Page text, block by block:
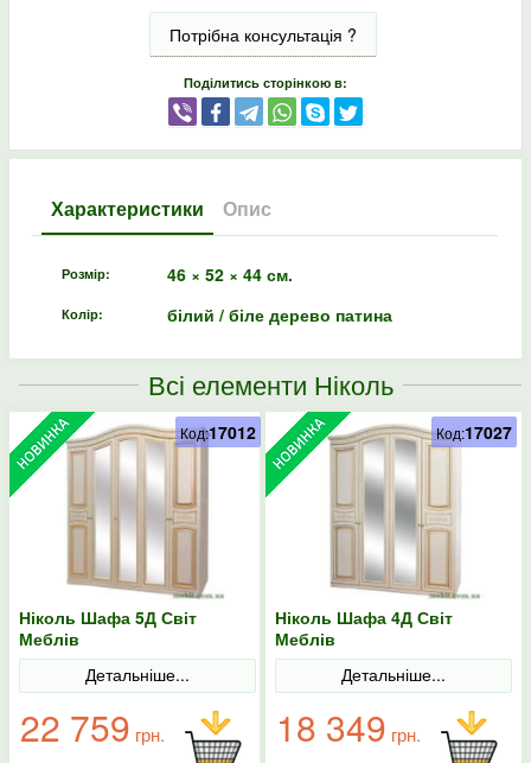
Потрібна консультація ?
Поділитись сторінкою в:
Характеристики Опис
Розмір: 46 × 52 × 44 см.
Колір: білий / біле дерево патина
Всі елементи Ніколь
Ніколь Шафа 5Д Світ
Меблів
Детальніше...
22 759 грн.
Код:17012
Ніколь Шафа 4Д Світ
Меблів
Детальніше...
18 349 грн.
Код:17027